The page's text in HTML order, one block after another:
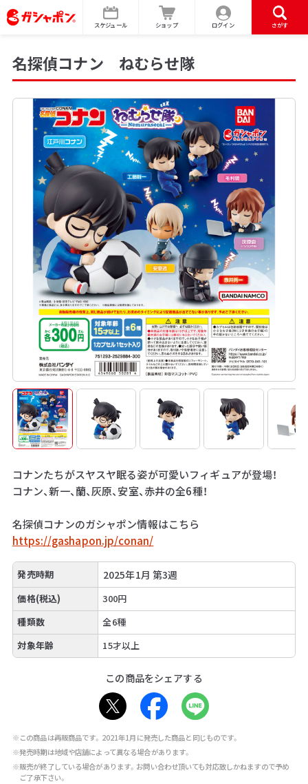
スケジュール ショップ ログイン さがす
名探偵コナン ねむらせ隊
コナンたちがスヤスヤ眠る姿が可愛いフィギュアが登場！
コナン、新一、蘭、灰原、安室、赤井の全6種！
名探偵コナンのガシャポン情報はこちら
https://gashapon.jp/conan/
発売時期 2025年1月 第3週
価格(税込)
300円
種類数
全6種
対象年齢
15才以上
この商品をシェアする
※この商品は再販商品です。2021年1月に発売した商品と同じものです。
※発売時期は地域や店舗によって異なる場合があります。
※販売が終了している場合があります。お問い合わせ頂いても対応致しかねますので予め
ご了承下さい。